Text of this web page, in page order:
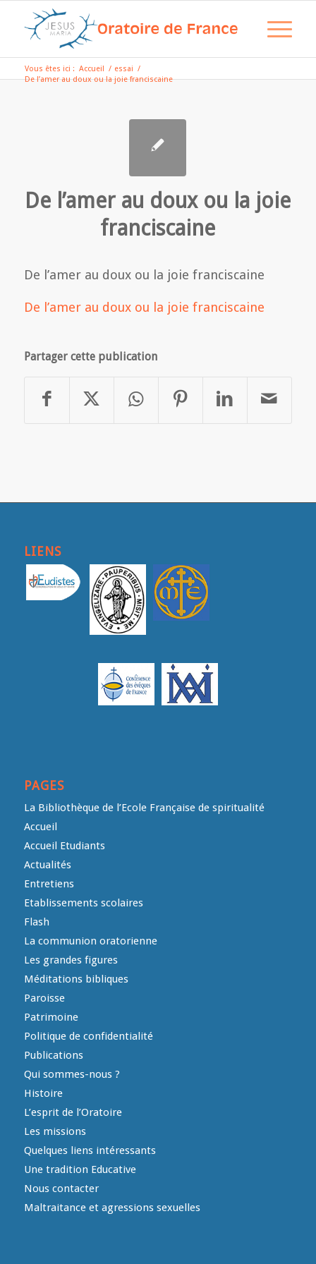
Vous êtes ici : Accueil / essai /
De l’amer au doux ou la joie franciscaine
De l’amer au doux ou la joie
franciscaine
De l’amer au doux ou la joie franciscaine
De l’amer au doux ou la joie franciscaine
Partager cette publication
LIENS
PAGES
La Bibliothèque de l’Ecole Française de spiritualité
Accueil
Accueil Etudiants
Actualités
Entretiens
Etablissements scolaires
Flash
La communion oratorienne
Les grandes figures
Méditations bibliques
Paroisse
Patrimoine
Politique de confidentialité
Publications
Qui sommes-nous ?
Histoire
L’esprit de l’Oratoire
Les missions
Quelques liens intéressants
Une tradition Educative
Nous contacter
Maltraitance et agressions sexuelles